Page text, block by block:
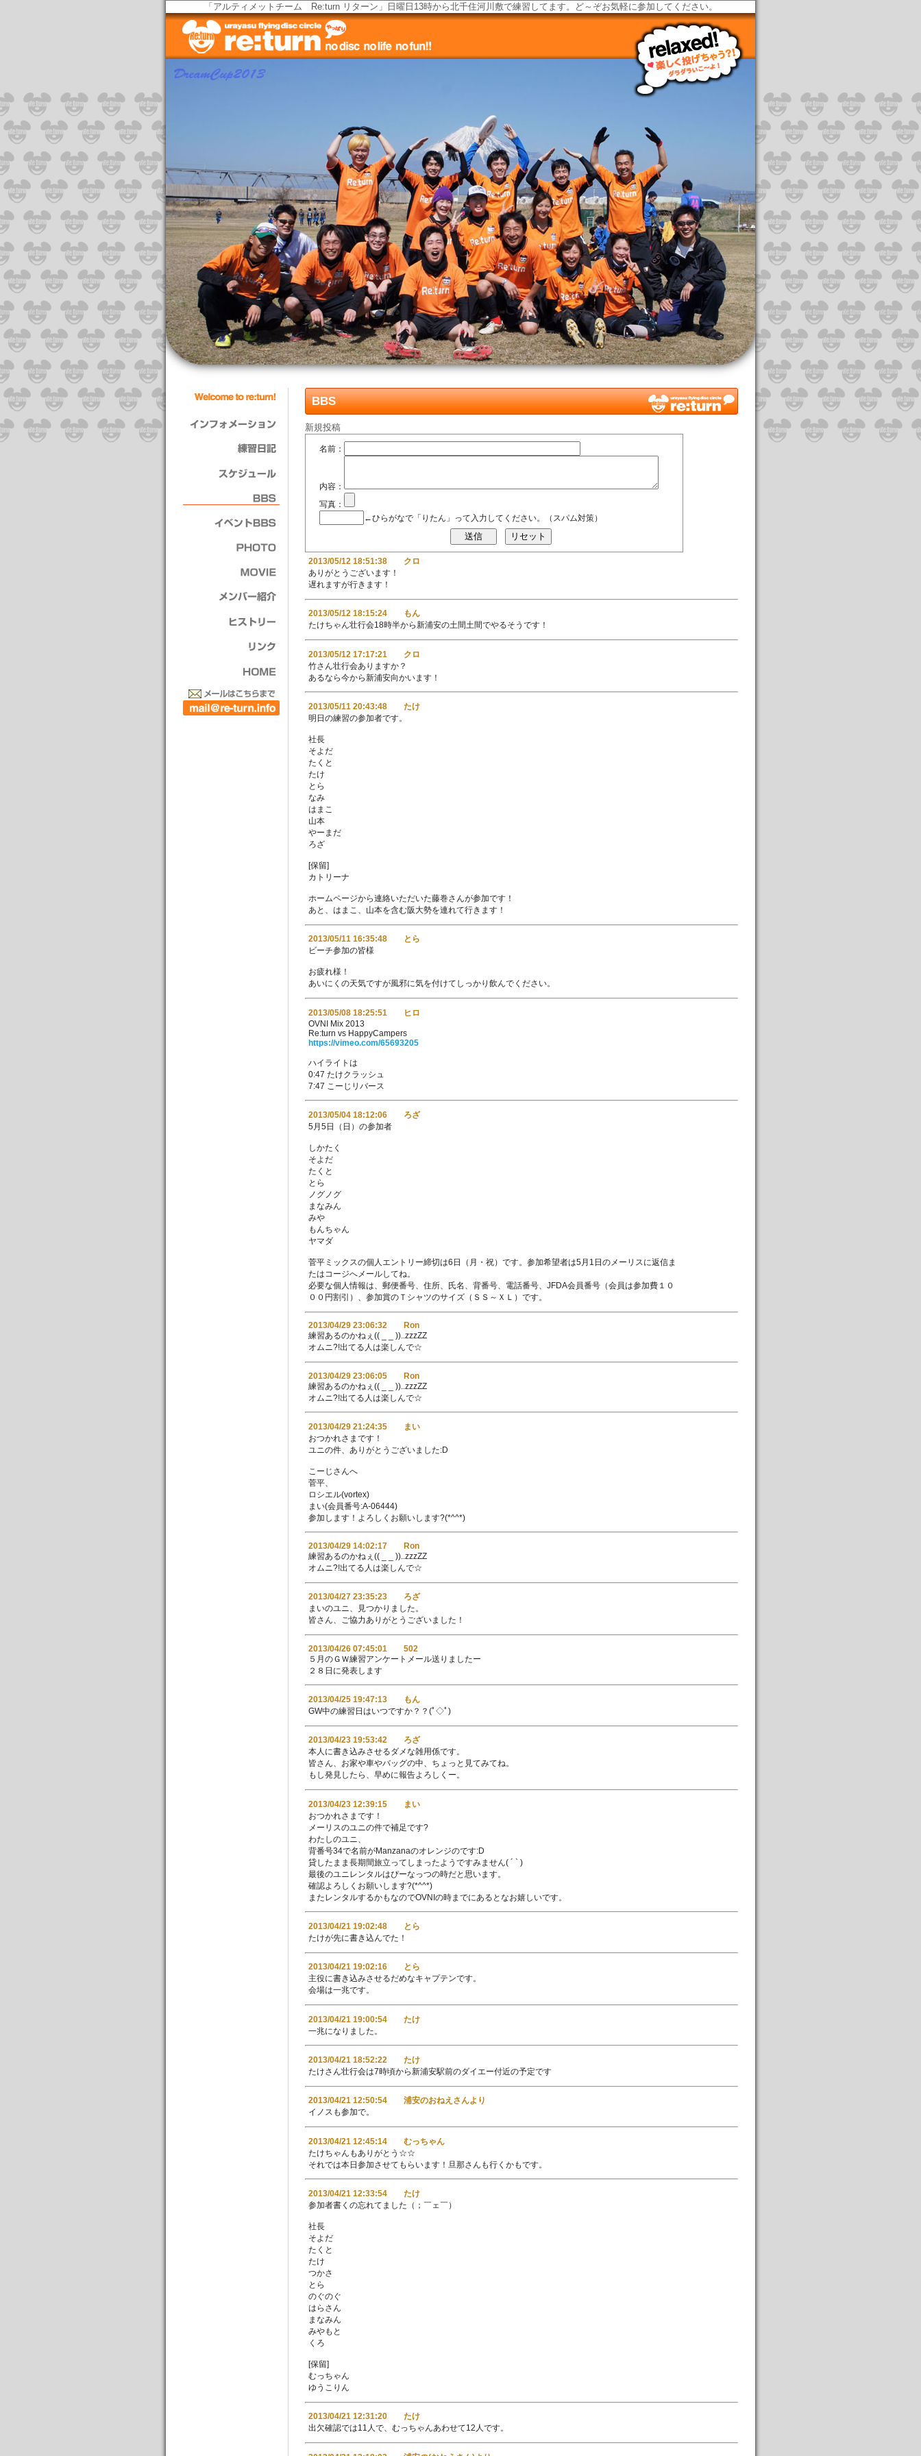
「アルティメットチーム Re:turn リターン」日曜日13時から北千住河川敷で練習してます。ど～ぞお気軽に参加してください。
BBS
新規投稿
名前：
内容：
写真：
←ひらがなで「りたん」って入力してください。（スパム対策）
2013/05/12 18:51:38 クロ
ありがとうございます！
遅れますが行きます！
2013/05/12 18:15:24 もん
たけちゃん壮行会18時半から新浦安の土間土間でやるそうです！
2013/05/12 17:17:21 クロ
竹さん壮行会ありますか？
あるなら今から新浦安向かいます！
2013/05/11 20:43:48 たけ
明日の練習の参加者です。
社長
そよだ
たくと
たけ
とら
なみ
はまこ
山本
やーまだ
ろざ
[保留]
カトリーナ
ホームページから連絡いただいた藤巻さんが参加です！
あと、はまこ、山本を含む阪大勢を連れて行きます！
2013/05/11 16:35:48 とら
ビーチ参加の皆様
お疲れ様！
あいにくの天気ですが風邪に気を付けてしっかり飲んでください。
2013/05/08 18:25:51 ヒロ
OVNI Mix 2013
Re:turn vs HappyCampers
https://vimeo.com/65693205
ハイライトは
0:47 たけクラッシュ
7:47 こーじリバース
2013/05/04 18:12:06 ろざ
5月5日（日）の参加者
しかたく
そよだ
たくと
とら
ノグノグ
まなみん
みや
もんちゃん
ヤマダ
菅平ミックスの個人エントリー締切は6日（月・祝）です。参加希望者は5月1日のメーリスに返信ま
たはコージへメールしてね。
必要な個人情報は、郵便番号、住所、氏名、背番号、電話番号、JFDA会員番号（会員は参加費１０
００円割引）、参加賞のＴシャツのサイズ（ＳＳ～ＸＬ）です。
2013/04/29 23:06:32 Ron
練習あるのかねぇ(( _ _ ))..zzzZZ
オムニ?!出てる人は楽しんで☆
2013/04/29 23:06:05 Ron
練習あるのかねぇ(( _ _ ))..zzzZZ
オムニ?!出てる人は楽しんで☆
2013/04/29 21:24:35 まい
おつかれさまです！
ユニの件、ありがとうございました:D
こーじさんへ
菅平、
ロシエル(vortex)
まい(会員番号:A-06444)
参加します！よろしくお願いします?(*^^*)
2013/04/29 14:02:17 Ron
練習あるのかねぇ(( _ _ ))..zzzZZ
オムニ?!出てる人は楽しんで☆
2013/04/27 23:35:23 ろざ
まいのユニ、見つかりました。
皆さん、ご協力ありがとうございました！
2013/04/26 07:45:01 502
５月のＧＷ練習アンケートメール送りましたー
２８日に発表します
2013/04/25 19:47:13 もん
GW中の練習日はいつですか？？(ﾟ◇ﾟ)
2013/04/23 19:53:42 ろざ
本人に書き込みさせるダメな雑用係です。
皆さん、お家や車やバッグの中、ちょっと見てみてね。
もし発見したら、早めに報告よろしくー。
2013/04/23 12:39:15 まい
おつかれさまです！
メーリスのユニの件で補足です?
わたしのユニ、
背番号34で名前がManzanaのオレンジのです:D
貸したまま長期間旅立ってしまったようですみません( ´ ` )
最後のユニレンタルはぴーなっつの時だと思います。
確認よろしくお願いします?(*^^*)
またレンタルするかもなのでOVNIの時までにあるとなお嬉しいです。
2013/04/21 19:02:48 とら
たけが先に書き込んでた！
2013/04/21 19:02:16 とら
主役に書き込みさせるだめなキャプテンです。
会場は一兆です。
2013/04/21 19:00:54 たけ
一兆になりました。
2013/04/21 18:52:22 たけ
たけさん壮行会は7時頃から新浦安駅前のダイエー付近の予定です
2013/04/21 12:50:54 浦安のおねえさんより
イノスも参加で。
2013/04/21 12:45:14 むっちゃん
たけちゃんもありがとう☆☆
それでは本日参加させてもらいます！旦那さんも行くかもです。
2013/04/21 12:33:54 たけ
参加者書くの忘れてました（；￣ェ￣）
社長
そよだ
たくと
たけ
つかさ
とら
のぐのぐ
はらさん
まなみん
みやもと
くろ
[保留]
むっちゃん
ゆうこりん
2013/04/21 12:31:20 たけ
出欠確認では11人で、むっちゃんあわせて12人です。